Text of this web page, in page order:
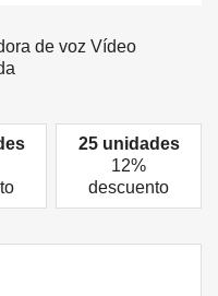
de voz Vídeo
25 unidades
12%
descuento